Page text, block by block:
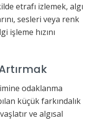
etrafı izlemek, algı
sesleri veya renk
işleme hızını
odaklanma
küçük farkındalık
ve algısal